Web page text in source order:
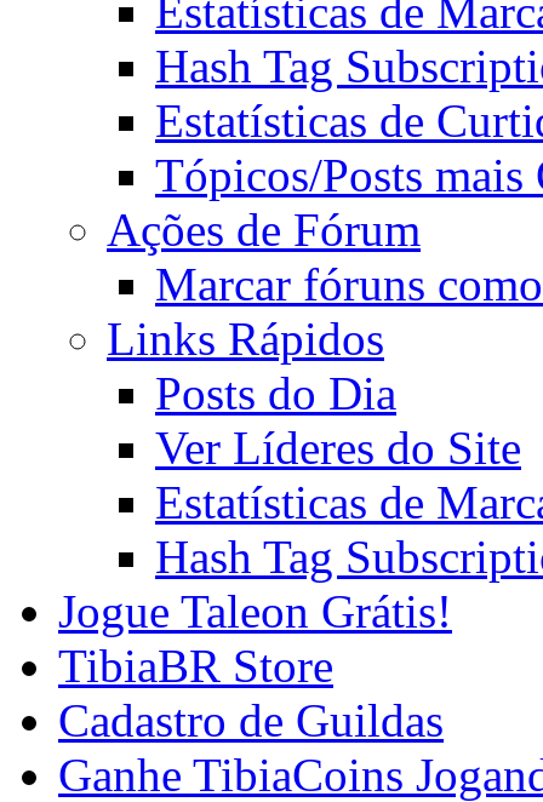
Estatísticas de
Hash Tag
Estatísticas de
Tópicos/Posts mais
Ações de Fórum
Marcar fóruns
Links Rápidos
Posts do Dia
Ver Líderes do Site
Estatísticas de
Hash Tag
Jogue Taleon Grátis!
TibiaBR Store
Cadastro de Guildas
Ganhe TibiaCoins